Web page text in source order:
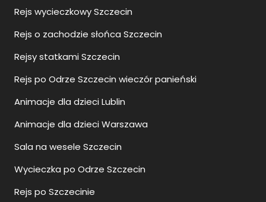
Rejs wycieczkowy Szczecin
Rejs o zachodzie słońca Szczecin
Rejsy statkami Szczecin
Rejs po Odrze Szczecin wieczór panieński
Animacje dla dzieci Lublin
Animacje dla dzieci Warszawa
Sala na wesele Szczecin
Wycieczka po Odrze Szczecin
Rejs po Szczecinie